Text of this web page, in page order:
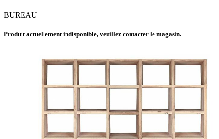
BUREAU
Produit actuellement indisponible, veuillez contacter le magasin.